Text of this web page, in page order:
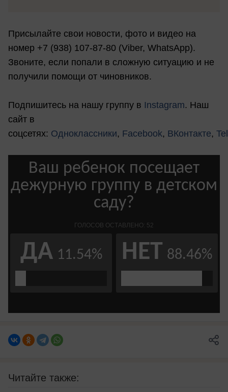
Присылайте свои новости, фото и видео на
номер +7 (938) 107-87-80 (Viber, WhatsApp).
Звоните, если попали в сложную ситуацию и не
получили помощи от чиновников.
Подпишитесь на нашу группу в Instagram. Наш
сайт в
соцсетях: Одноклассники, Facebook, ВКонтакте,
Читайте также: